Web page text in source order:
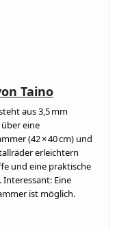
Taino
aus 3,5 mm
eine
(42 × 40 cm) und
erleichtern
und eine praktische
Eine
ist möglich.